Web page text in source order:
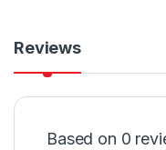
Reviews
Based on 0